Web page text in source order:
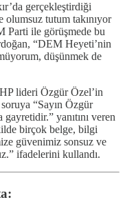
gerçekleştirdiği
olumsuz tutum takınıyor
Parti ile görüşmede bu
“DEM Heyeti’nin
düşünmek de
lideri Özgür Özel’in
soruya “Sayın Özgür
yanıtını veren
birçok belge, bilgi
güvenimiz sonsuz ve
ifadelerini kullandı.